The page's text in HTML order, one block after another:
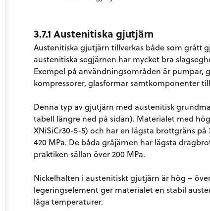
3.7.1 Austenitiska gjutjärn
Austenitiska gjutjärn tillverkas både som grått
austenitiska segjärnen har mycket bra
Exempel på användningsområden är pumpar,
kompressorer, glasformar samtkomponenter
Denna typ av gjutjärn med austenitisk
tabell längre ned på sidan). Materialet med
XNiSiCr30-5-5) och har en lägsta brottgräns
420 MPa. De båda gråjärnen har lägsta
praktiken sällan över 200 MPa.
Nickelhalten i austenitiskt gjutjärn är hög –
legeringselement ger materialet en stabil
låga temperaturer.